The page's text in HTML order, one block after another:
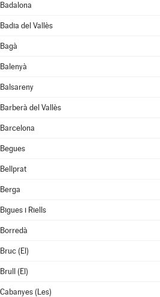
Badalona
Badia del Vallès
Bagà
Balenyà
Balsareny
Barberà del Vallès
Barcelona
Begues
Bellprat
Berga
Bigues i Riells
Borredà
Bruc (El)
Brull (El)
Cabanyes (Les)